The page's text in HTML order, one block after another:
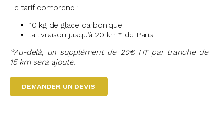
Le tarif comprend :
10 kg de glace carbonique
la livraison jusqu’à 20 km* de Paris
*Au-delà, un supplément de 20€ HT par tranche de
15 km sera ajouté.
DEMANDER UN DEVIS